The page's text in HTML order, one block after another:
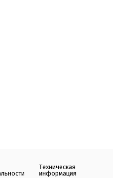
Техническая
информация